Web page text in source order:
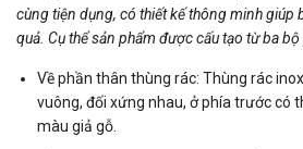
cùng tiện dụng, có thiết kế thông minh giúp
quả. Cụ thể sản phẩm được cấu tạo từ ba
Về phần thân thùng rác: Thùng rác
vuông, đối xứng nhau, ở phía trước có
màu giả gỗ.